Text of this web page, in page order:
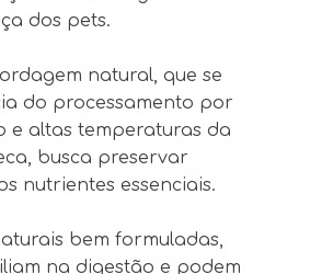
dos pets.
natural, que se
do processamento por
e altas temperaturas da
busca preservar
nutrientes essenciais.
bem formuladas,
na digestão e podem